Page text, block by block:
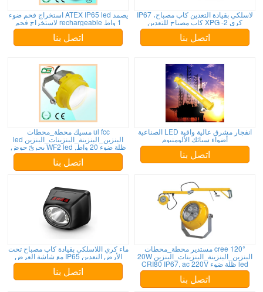
يصمد ATEX IP65 led استخراج فحم ضوء
1 واط rechargeable لاستخراج فحم
اتصل بنا
لاسلكي بقيادة التعدين كاب مصباح، IP67
كري XPG -2 كاب مصباح للتعدين
اتصل بنا
ul fcc مسيك محطة_محطات
البنزين_البنزينة_البنزينات_البنزين led
ظلة ضوء 20 واط, WF2 led بحريّ حوض
سفينة إنارة تركيب
اتصل بنا
انفجار مشرق عالية واقية LED الصناعية
أضواء سبائك الألومنيوم
اتصل بنا
ماء كري اللاسلكي بقيادة كاب مصباح تحت
الأرض التعدين IP65 مع شاشة العرض
اتصل بنا
cree 120° مستدير محطة_محطات
البنزين_البنزينة_البنزينات_البنزين 20W
led ظلة ضوء CRI80 IP67, ac 220V
200V
اتصل بنا